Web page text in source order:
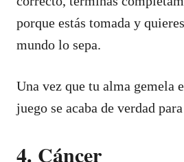
porque estás tomada y
mundo lo sepa.
Una vez que tu alma gemela
juego se acaba de verdad
4. Cáncer